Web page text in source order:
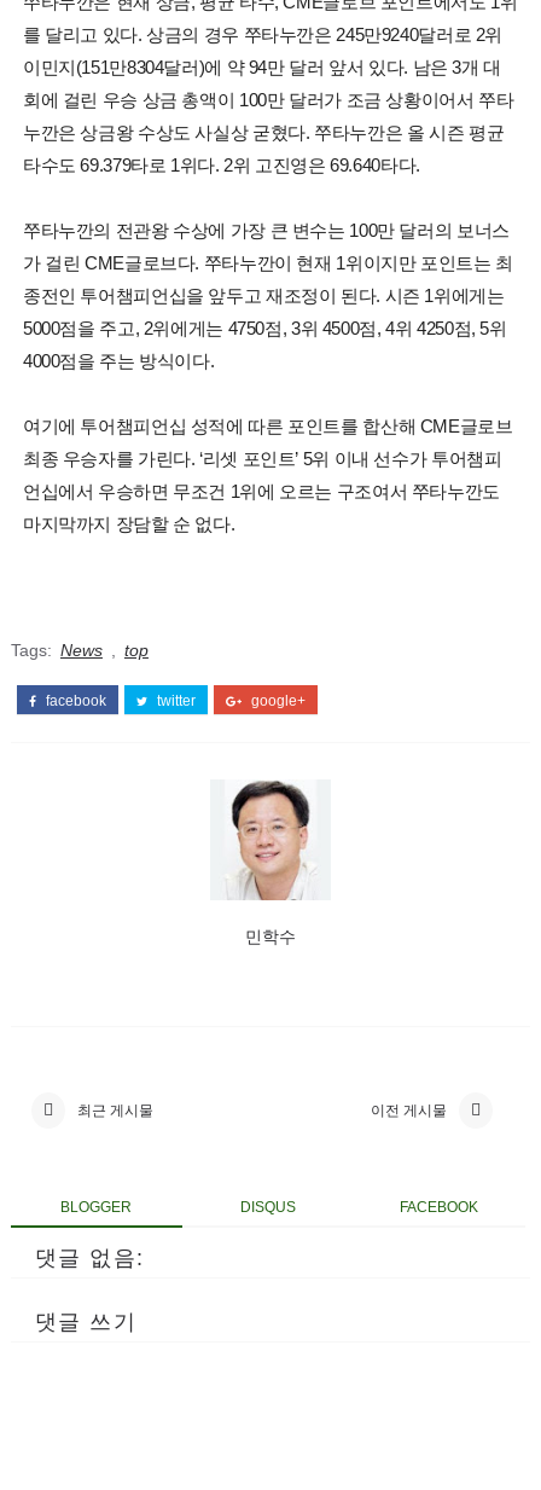
를 달리고 있다. 상금의 경우 쭈타누깐은 245만9240달러로 2위
이민지(151만8304달러)에 약 94만 달러 앞서 있다. 남은 3개 대
회에 걸린 우승 상금 총액이 100만 달러가 조금 상황이어서 쭈타
누깐은 상금왕 수상도 사실상 굳혔다. 쭈타누깐은 올 시즌 평균
타수도 69.379타로 1위다. 2위 고진영은 69.640타다.
쭈타누깐의 전관왕 수상에 가장 큰 변수는 100만 달러의 보너스
가 걸린 CME글로브다. 쭈타누깐이 현재 1위이지만 포인트는 최
종전인 투어챔피언십을 앞두고 재조정이 된다. 시즌 1위에게는
5000점을 주고, 2위에게는 4750점, 3위 4500점, 4위 4250점, 5위
4000점을 주는 방식이다.
여기에 투어챔피언십 성적에 따른 포인트를 합산해 CME글로브
최종 우승자를 가린다. ‘리셋 포인트’ 5위 이내 선수가 투어챔피
언십에서 우승하면 무조건 1위에 오르는 구조여서 쭈타누깐도
마지막까지 장담할 순 없다.
Tags: News top
facebook twitter google+
민학수
최근 게시물 이전 게시물
BLOGGER DISQUS FACEBOOK
댓글 없음:
댓글 쓰기